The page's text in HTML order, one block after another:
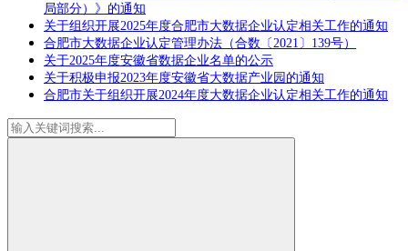
局部分）》的通知
关于组织开展2025年度合肥市大数据企业认定相关工作的通知
合肥市大数据企业认定管理办法（合数〔2021〕139号）
关于2025年度安徽省数据企业名单的公示
关于积极申报2023年度安徽省大数据产业园的通知
合肥市关于组织开展2024年度大数据企业认定相关工作的通知